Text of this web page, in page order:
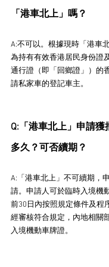
「港車北上」嗎？
A:不可以。根據現時「港車
為持有有效香港居民身份證
通行證（即「回鄉證」）的
請私家車的登記車主。
Q:「港車北上」申請
多久？可否續期？
A:「港車北上」不可續期，
請。申請人可於臨時入境機
前30日內按照規定條件及程
經審核符合規定，內地相關
入境機動車牌證。